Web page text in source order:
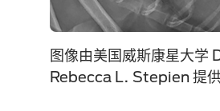
图像由美国威斯康星大
Rebecca L. Stepien 提